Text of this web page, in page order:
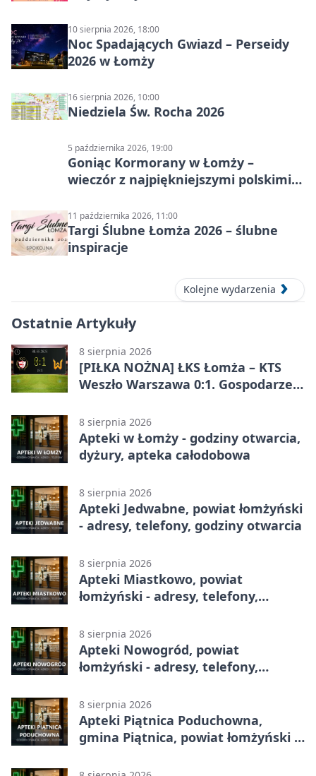
10 sierpnia 2026, 18:00
Noc Spadających Gwiazd – Perseidy
2026 w Łomży
16 sierpnia 2026, 10:00
Niedziela Św. Rocha 2026
5 października 2026, 19:00
Goniąc Kormorany w Łomży –
wieczór z najpiękniejszymi polskimi
11 października 2026, 11:00
Targi Ślubne Łomża 2026 – ślubne
inspiracje
Kolejne wydarzenia
Ostatnie Artykuły
8 sierpnia 2026
[PIŁKA NOŻNA] ŁKS Łomża – KTS
Weszło Warszawa 0:1. Gospodarze
1 (Grupa I)
8 sierpnia 2026
Apteki w Łomży - godziny otwarcia,
dyżury, apteka całodobowa
8 sierpnia 2026
Apteki Jedwabne, powiat łomżyński
- adresy, telefony, godziny otwarcia
8 sierpnia 2026
Apteki Miastkowo, powiat
łomżyński - adresy, telefony,
8 sierpnia 2026
Apteki Nowogród, powiat
łomżyński - adresy, telefony,
8 sierpnia 2026
Apteki Piątnica Poduchowna,
gmina Piątnica, powiat łomżyński -